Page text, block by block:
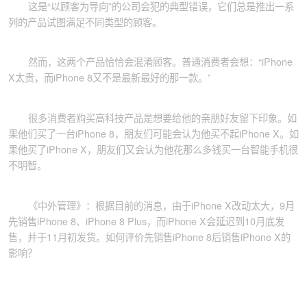
这是“以顾客为导向”的公司会犯的典型错误，它们总是推出一系
列的产品试图满足不同类型的顾客。
然而，这两个产品恰恰会混淆顾客。普通消费者会想：“iPhone
X太贵，而iPhone 8又不是最新最好的那一款。”
很多消费者购买高科技产品是想要给他的亲朋好友留下印象。如
果他们买了一台iPhone 8，朋友们可能会认为他买不起iPhone X。如
果他买了iPhone X，朋友们又会认为他花那么多钱买一台智能手机很
不明智。
《中外管理》：根据目前的消息，由于iPhone X改动太大，9月
先销售iPhone 8、iPhone 8 Plus，而iPhone X会延迟到10月底发
售，并于11月初发货。如何评价先销售iPhone 8后销售iPhone X的
影响？